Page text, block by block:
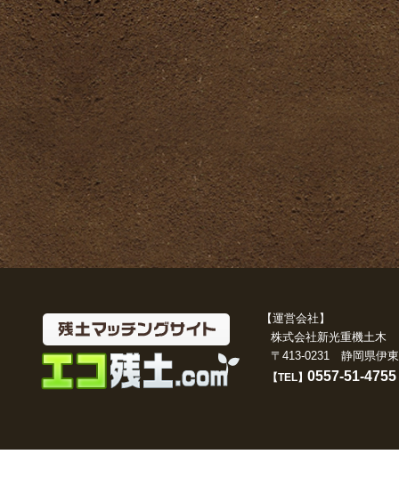
【運営会社】
株式会社新光重機土
〒413-0231 静岡県伊
【TEL】0557-51-4755